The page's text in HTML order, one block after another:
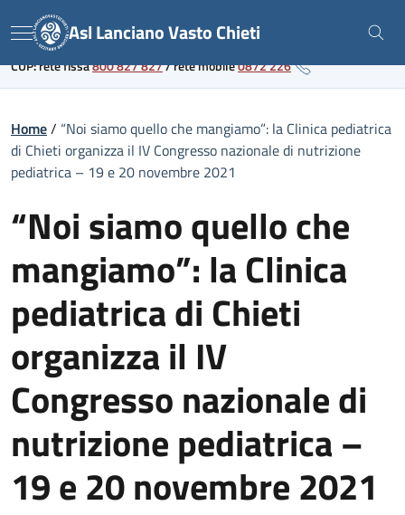
to
content
Link al portale sanitario regionale
Menu Asl Lanciano Vasto Chieti
CUP: rete fissa800 827 827/rete mobile0872 226
Home/ “Noi siamo quello che mangiamo”: la Clinica pediatrica
di Chieti organizza il IV Congresso nazionale di nutrizione
pediatrica – 19 e 20 novembre 2021
“Noi siamo quello che
mangiamo”: la Clinica
pediatrica di Chieti
organizza il IV
Congresso nazionale di
nutrizione pediatrica –
19 e 20 novembre 2021